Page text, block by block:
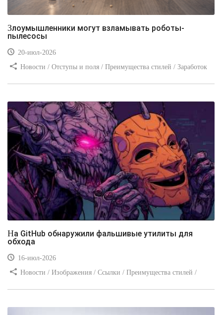
Злоумышленники могут взламывать роботы-
пылесосы
20-июл-2026
Новости / Отступы и поля / Преимущества стилей / Заработок
На GitHub обнаружили фальшивые утилиты для
обхода
16-июл-2026
Новости / Изображения / Ссылки / Преимущества стилей /